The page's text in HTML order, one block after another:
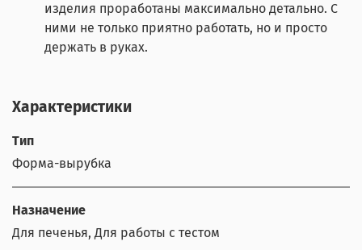
изделия проработаны максимально детально. С
ними не только приятно работать, но и просто
держать в руках.
Характеристики
Тип
Форма-вырубка
Назначение
Для печенья, Для работы с тестом